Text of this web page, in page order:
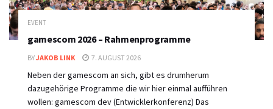
EVENT
gamescom 2026 – Rahmenprogramme
BYJAKOB LINK 7. AUGUST 2026
Neben der gamescom an sich, gibt es drumherum
dazugehörige Programme die wir hier einmal aufführen
wollen: gamescom dev (Entwicklerkonferenz) Das